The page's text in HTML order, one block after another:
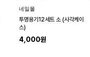
네일몰
투명용기12세트 소 (사각케이
스)
4,000원